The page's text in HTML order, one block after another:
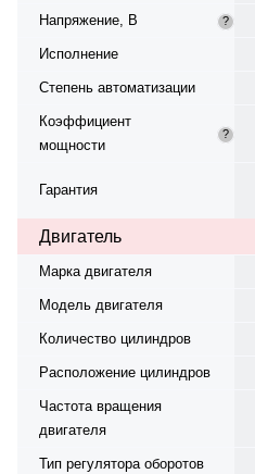
Напряжение, В ?
Исполнение
Степень автоматизации
Коэффициент
мощности
?
Гарантия
Двигатель
Марка двигателя
Модель двигателя
Количество цилиндров
Расположение цилиндров
Частота вращения
двигателя
Тип регулятора оборотов